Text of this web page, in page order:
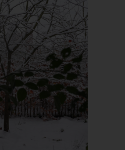
verarbeiten.
Person freiwillig für den
Weise und unmissverständlich
in Form einer Erklärung oder
Handlung, mit der
gibt, dass sie mit der
personenbezogenen Daten
des für die